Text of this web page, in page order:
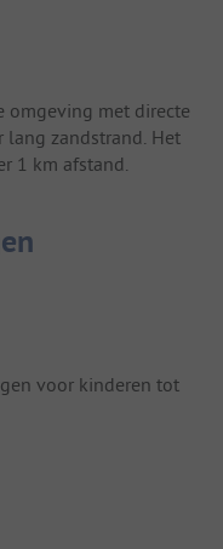
omgeving met directe
zandstrand. Het
1 km afstand.
voor kinderen tot